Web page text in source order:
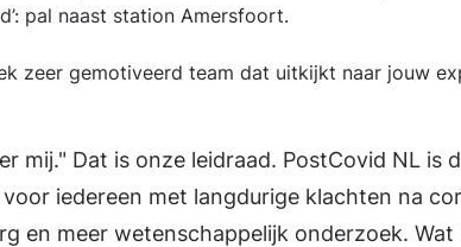
pal naast station Amersfoort.
zeer gemotiveerd team dat uitkijkt naar jouw
mij." Dat is onze leidraad. PostCovid NL is
iedereen met langdurige klachten na
en meer wetenschappelijk onderzoek.